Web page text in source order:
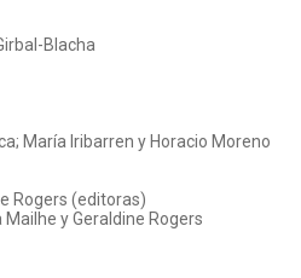
Blacha
María Iribarren y Horacio Moreno
Rogers (editoras)
y Geraldine Rogers